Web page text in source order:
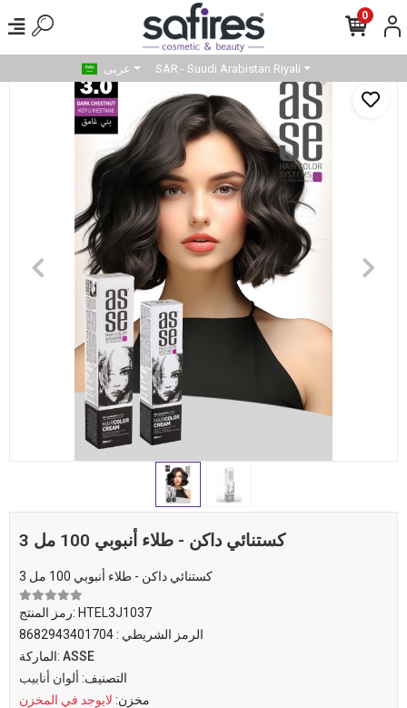
0
عربى SAR - Suudi Arabistan Riyali
3 كستنائي داكن - طلاء أنبوبي 100 مل
3 كستنائي داكن - طلاء أنبوبي 100 مل
رمز المنتج: HTEL3J1037
الرمز الشريطي :8682943401704
الماركة: ASSE
التصنيف: ألوان أنابيب
مخزن: لايوجد في المخزن